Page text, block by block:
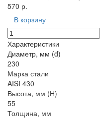
570 р.
В корзину
Характеристики
Диаметр, мм (d)
230
Марка стали
AISI 430
Высота, мм (H)
55
Толщина, мм